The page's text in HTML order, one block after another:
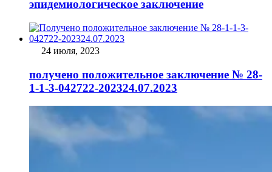
эпидемиологическое заключение
24 июля, 2023
получено положительное заключение № 28-
1-1-3-042722-202324.07.2023